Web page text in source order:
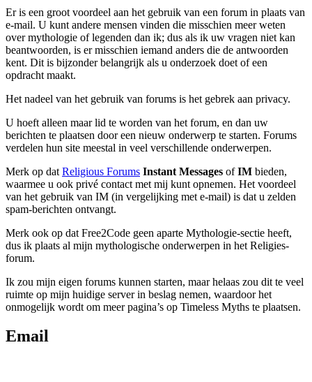
Er is een groot voordeel aan het gebruik van een forum in plaats van
e-mail. U kunt andere mensen vinden die misschien meer weten
over mythologie of legenden dan ik; dus als ik uw vragen niet kan
beantwoorden, is er misschien iemand anders die de antwoorden
kent. Dit is bijzonder belangrijk als u onderzoek doet of een
opdracht maakt.
Het nadeel van het gebruik van forums is het gebrek aan privacy.
U hoeft alleen maar lid te worden van het forum, en dan uw
berichten te plaatsen door een nieuw onderwerp te starten. Forums
verdelen hun site meestal in veel verschillende onderwerpen.
Merk op dat Religious Forums Instant Messages ofIM bieden,
waarmee u ook privé contact met mij kunt opnemen. Het voordeel
van het gebruik van IM (in vergelijking met e-mail) is dat u zelden
spam-berichten ontvangt.
Merk ook op dat Free2Code geen aparte Mythologie-sectie heeft,
dus ik plaats al mijn mythologische onderwerpen in het Religies-
forum.
Ik zou mijn eigen forums kunnen starten, maar helaas zou dit te veel
ruimte op mijn huidige server in beslag nemen, waardoor het
onmogelijk wordt om meer pagina’s op Timeless Myths te plaatsen.
Email